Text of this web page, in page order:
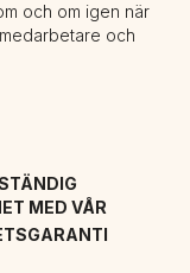
och om igen när
och
MED VÅR